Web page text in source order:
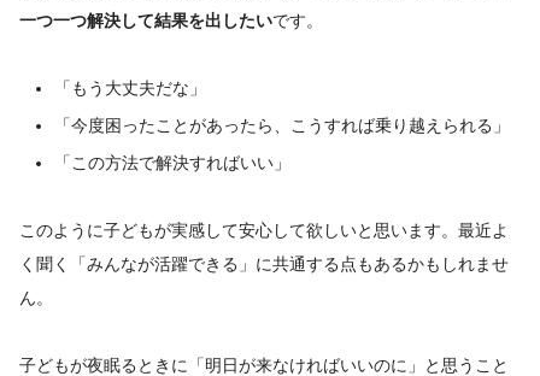
一つ一つ解決して結果を出したいです。
「もう大丈夫だな」
「今度困ったことがあったら、こうすれば乗り越えられる」
「この方法で解決すればいい」
このように子どもが実感して安心して欲しいと思います。最近よ
く聞く「みんなが活躍できる」に共通する点もあるかもしれませ
ん。
子どもが夜眠るときに「明日が来なければいいのに」と思うこと